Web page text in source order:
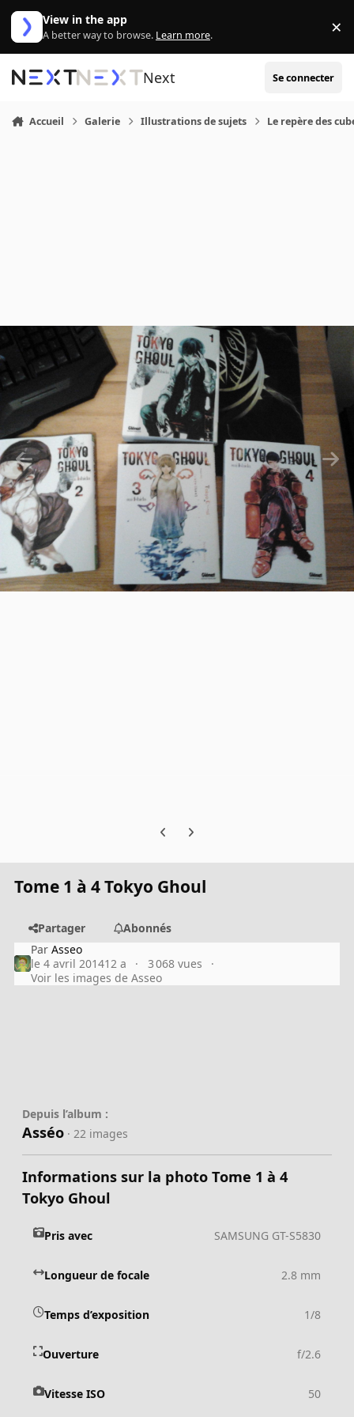
Aller au contenu
View in the app
A better way to browse. Learn more. ×
Next Se connecter
Accueil Galerie Illustrations de sujets Le repère des
Previous carousel slide
Next carousel slide
Tome 1 à 4 Tokyo Ghoul
Partager
Abonnés
ParAsseo
le 4 avril 201412 a
3 068 vues
Voir les images de Asseo
Depuis l’album :
Asséo · 22 images
Informations sur la photo Tome 1 à 4
Tokyo Ghoul
Pris avec SAMSUNG GT-S5830
Longueur de focale 2.8 mm
Temps d’exposition 1/8
Ouverture f/2.6
Vitesse ISO 50